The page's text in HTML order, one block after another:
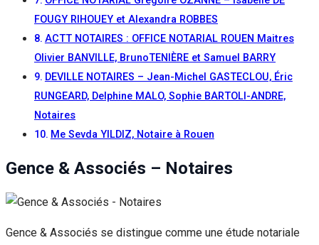
FOUGY RIHOUEY et Alexandra ROBBES
ACTT NOTAIRES : OFFICE NOTARIAL ROUEN Maitres
Olivier BANVILLE, BrunoTENIÈRE et Samuel BARRY
DEVILLE NOTAIRES – Jean-Michel GASTECLOU, Éric
RUNGEARD, Delphine MALO, Sophie BARTOLI-ANDRE,
Notaires
Me Sevda YILDIZ, Notaire à Rouen
Gence & Associés – Notaires
Gence & Associés se distingue comme une étude notariale